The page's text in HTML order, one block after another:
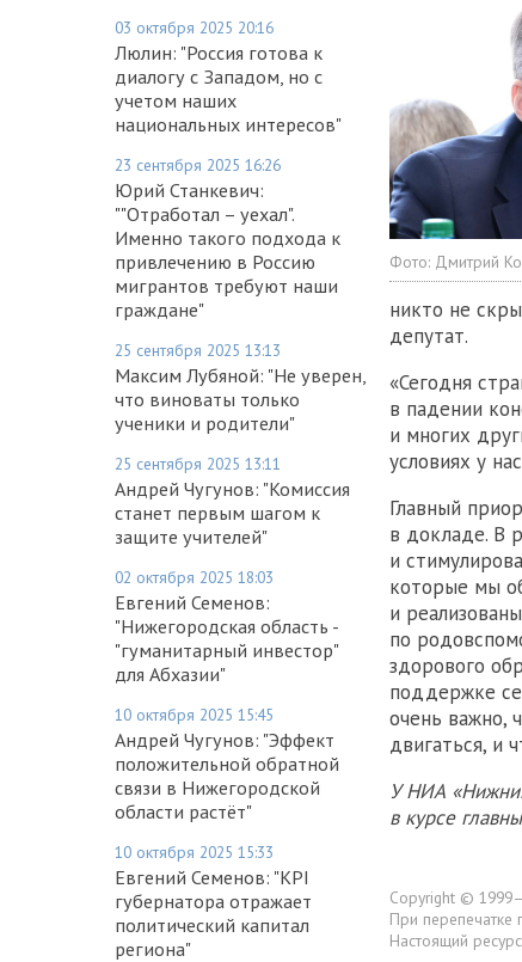
03 октября 2025 20:16
Люлин: "Россия готова к
диалогу с Западом, но с
учетом наших
национальных интересов"
23 сентября 2025 16:26
Юрий Станкевич:
""Отработал – уехал".
Именно такого подхода к
привлечению в Россию
мигрантов требуют наши
граждане"
25 сентября 2025 13:13
Максим Лубяной: "Не уверен,
что виноваты только
ученики и родители"
25 сентября 2025 13:11
Андрей Чугунов: "Комиссия
станет первым шагом к
защите учителей"
02 октября 2025 18:03
Евгений Семенов:
"Нижегородская область -
"гуманитарный инвестор"
для Абхазии"
10 октября 2025 15:45
Андрей Чугунов: "Эффект
положительной обратной
связи в Нижегородской
области растёт"
10 октября 2025 15:33
Евгений Семенов: "KPI
губернатора отражает
политический капитал
региона"
Фото: Дмитрий
никто не
депутат.
«Сегодня
в падении
и многих
условиях у
Главный
в докладе. В
и
которые мы
и
по
здорового
поддержке
очень важно,
двигаться, и
У НИА
в курсе
Copyright ©
При перепечатке
Настоящий